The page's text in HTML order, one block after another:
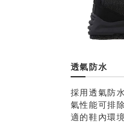
透氣防水
採用透氣防
氣性能可排
適的鞋內環境